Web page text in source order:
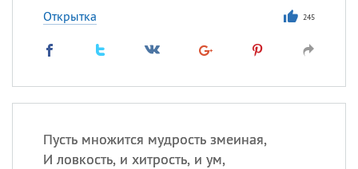
Открытка 245
Пусть множится мудрость змеиная,
И ловкость, и хитрость, и ум,